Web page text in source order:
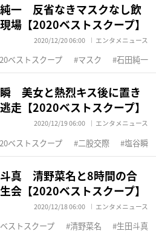
一 反省なきマスクなし飲
場【2020ベストスクープ】
2020/12/20 06:00 エンタメニュース
ベストスクープ マスク 石田純一
美女と熱烈キス後に置き
走【2020ベストスクープ】
2020/12/19 06:00 エンタメニュース
ベストスクープ 二股交際 塩谷瞬
真 清野菜名と8時間の合
会【2020ベストスクープ】
2020/12/18 06:00 エンタメニュース
ストスクープ 清野菜名 生田斗真